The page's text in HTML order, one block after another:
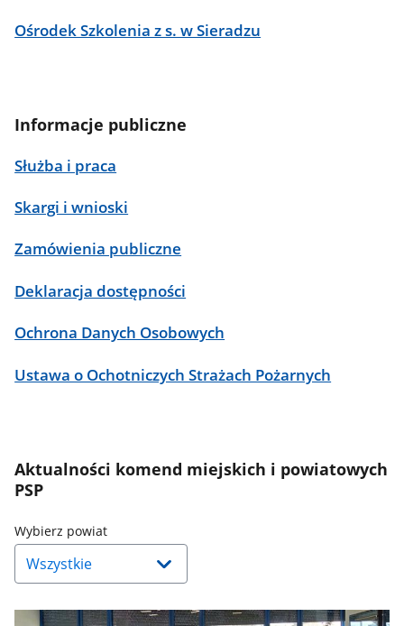
Ośrodek Szkolenia z s. w Sieradzu
Informacje publiczne
Służba i praca
Skargi i wnioski
Zamówienia publiczne
Deklaracja dostępności
Ochrona Danych Osobowych
Ustawa o Ochotniczych Strażach Pożarnych
Aktualności komend miejskich i powiatowych
PSP
Wybierz powiatNaciśnij
strzałkę
dół,